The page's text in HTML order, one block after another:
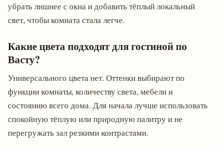
убрать лишнее с окна и добавить тёплый локальный
свет, чтобы комната стала легче.
Какие цвета подходят для гостиной по
Васту?
Универсального цвета нет. Оттенки выбирают по
функции комнаты, количеству света, мебели и
состоянию всего дома. Для начала лучше использовать
спокойную тёплую или природную палитру и не
перегружать зал резкими контрастами.